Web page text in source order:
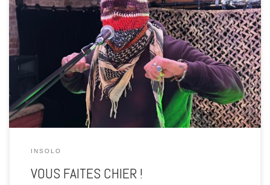
Chronique d’un suicide collectif Ou comment nous avons décidé
d’enterrer le vivre-ensemble Il y a quelque chose d’étrange dans l’air.
Une odeur un peu rance qui flotte au-dessus des conversations, des
commentaires, des statuts publiés à la va-vite entre deux
indignations numériques. Le bruit des **élections municipales**
commence à monter. […]
INSOLO
VOUS FAITES CHIER !